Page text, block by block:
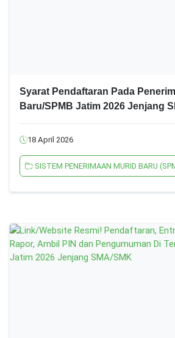
Syarat Pendaftaran Pada
Baru/SPMB Jatim 2026 Jenjang
18 April 2026
SISTEM PENERIMAAN MURID BARU